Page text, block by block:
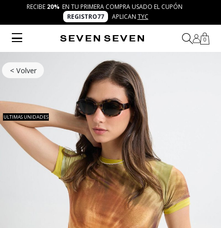
RECIBE 20% EN TU PRIMERA COMPRA USADO EL CUPÓN
REGISTRO77
APLICAN TYC
0
< Volver
ULTIMAS UNIDADES